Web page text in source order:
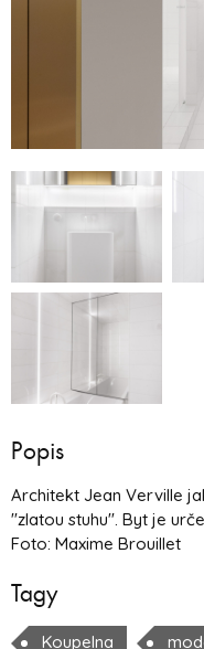
Popis
Architekt Jean Verville
"zlatou stuhu". Byt je
Foto: Maxime Brouillet
Tagy
Koupelna